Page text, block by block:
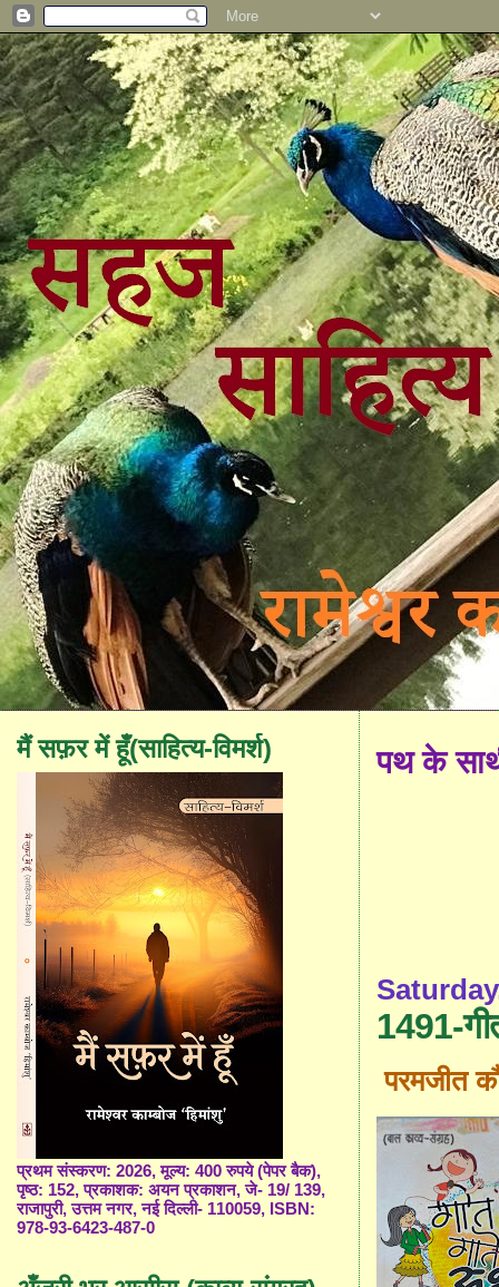
पथ के
1491-
परमजीत
मैं सफ़र में हूँ(साहित्य-विमर्श)
प्रथम संस्करण: 2026, मूल्य: 400 रुपये (पेपर बैक),
पृष्ठ: 152, प्रकाशक: अयन प्रकाशन, जे- 19/ 139,
राजापुरी, उत्तम नगर, नई दिल्ली- 110059, ISBN:
978-93-6423-487-0